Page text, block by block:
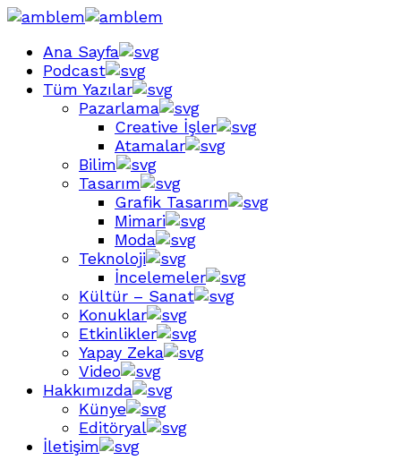
Ana Sayfa
Podcast
Tüm Yazılar
Pazarlama
Creative İşler
Atamalar
Bilim
Tasarım
Grafik Tasarım
Mimari
Moda
Teknoloji
İncelemeler
Kültür – Sanat
Konuklar
Etkinlikler
Yapay Zeka
Video
Hakkımızda
Künye
Editöryal
İletişim